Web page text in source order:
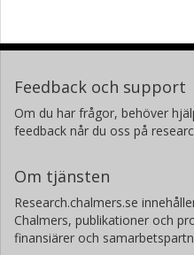
Feedback och support
Om du har frågor, behöver
feedback når du oss på
Om tjänsten
Research.chalmers.se
Chalmers, publikationer och
finansiärer och